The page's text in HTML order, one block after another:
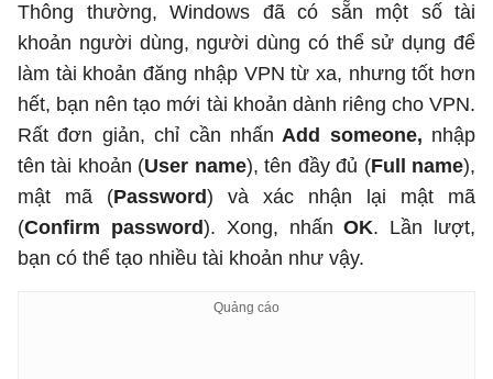
Thông thường, Windows đã có sẵn một số tài
khoản người dùng, người dùng có thể sử dụng để
làm tài khoản đăng nhập VPN từ xa, nhưng tốt hơn
hết, bạn nên tạo mới tài khoản dành riêng cho VPN.
Rất đơn giản, chỉ cần nhấn Add someone, nhập
tên tài khoản (User name), tên đầy đủ (Full name),
mật mã (Password) và xác nhận lại mật mã
(Confirm password). Xong, nhấnOK. Lần lượt,
bạn có thể tạo nhiều tài khoản như vậy.